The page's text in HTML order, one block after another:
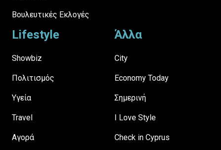
Βουλευτικές Εκλογές
Lifestyle
Showbiz
Πολιτισμός
Υγεία
Travel
Αγορά
Άλλα
City
Economy Today
Σημερινή
I Love Style
Check in Cyprus